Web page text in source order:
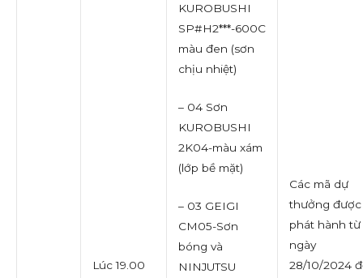
Lúc 19.00
KUROBUSHI
SP#H2***-600C
màu đen (sơn
chịu nhiệt)
– 04 Sơn
KUROBUSHI
2K04-màu xám
(lớp bề mặt)
– 03 GEIGI
CM05-Sơn
bóng và
NINJUTSU
Các mã dự
thưởng được
phát hành từ
ngày
28/10/2024